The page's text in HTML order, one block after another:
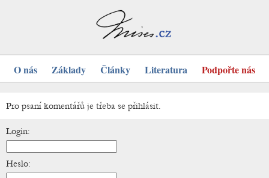
O nás Základy Články Literatura Podpořte nás
Pro psaní komentářů je třeba se přihlásit.
Login:
Heslo: